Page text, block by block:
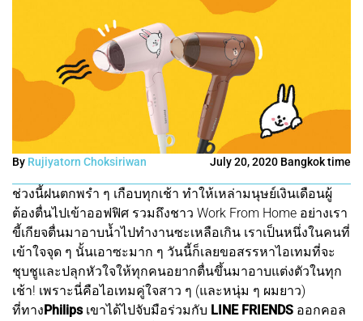
By Rujiyatorn Choksiriwan July 20, 2020 Bangkok time
ช่วงนี้ฝนตกพรำ ๆ เกือบทุกเช้า ทำให้เหล่ามนุษย์เงินเดือนผู้
ต้องตื่นไปเข้าออฟฟิศ รวมถึงชาว Work From Home อย่างเรา
ขี้เกียจตื่นมาอาบน้ำไปทำงานซะเหลือเกิน เราเป็นหนึ่งในคนที่
เข้าใจจุด ๆ นั้นเอาซะมาก ๆ วันนี้ก็เลยขอสรรหาไอเทมที่จะ
ชุบชูและปลุกหัวใจให้ทุกคนอยากตื่นขึ้นมาอาบแต่งตัวในทุก
เช้า! เพราะนี่คือไอเทมคู่ใจสาว ๆ (และหนุ่ม ๆ ผมยาว)
ที่ทางPhilipsเขาได้ไปจับมือร่วมกับ LINE FRIENDS ออกคอล